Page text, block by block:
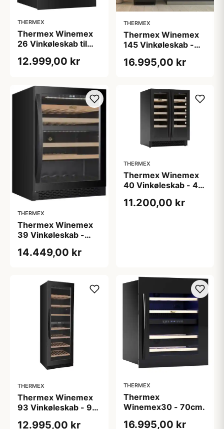
THERMEX
Thermex Winemex
26 Vinkøleskab til
12.999,00 kr
THERMEX
Thermex Winemex
145 Vinkøleskab -
16.995,00 kr
THERMEX
Thermex Winemex
39 Vinkøleskab -
14.449,00 kr
THERMEX
Thermex Winemex
40 Vinkøleskab - 40
11.200,00 kr
THERMEX
Thermex Winemex
93 Vinkøleskab - 93
12.995,00 kr
THERMEX
Thermex
Winemex30 - 70cm.
16.995,00 kr